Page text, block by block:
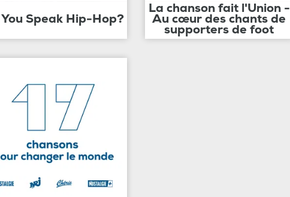
Speak Hip-Hop?
La chanson fait l'Union -
Au cœur des chants de
supporters de foot